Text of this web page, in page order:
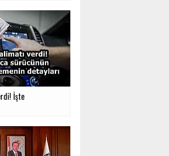
İşte